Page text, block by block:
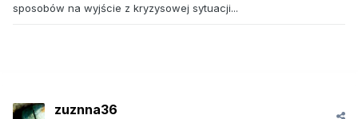
sposobów na wyjście z kryzysowej sytuacji...
zuznna36